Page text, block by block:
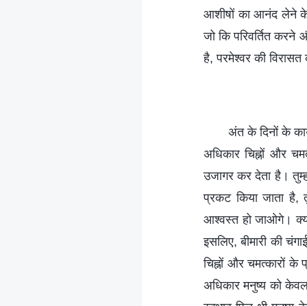
आशीषों का आनंद लेने के
जो कि परिवर्तित करने
है, परमेश्वर की विरासत
अंत के दिनों के
अधिकार चिह्नों और
उजागर कर देता है।
प्रकट किया जाता है,
आश्वस्त हो जाओगे।
इसलिए, बीमारी की
चिह्नों और चमत्कारों
अधिकार मनुष्य को